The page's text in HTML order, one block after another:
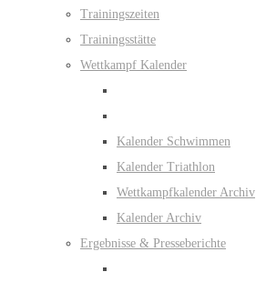
Trainingszeiten
Trainingsstätte
Wettkampf Kalender
Kalender Schwimmen
Kalender Triathlon
Wettkampfkalender Archiv
Kalender Archiv
Ergebnisse & Presseberichte